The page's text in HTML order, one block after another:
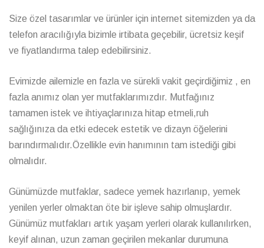
Size özel tasarımlar ve ürünler için internet sitemizden ya da
telefon aracılığıyla bizimle irtibata geçebilir, ücretsiz keşif
ve fiyatlandırma talep edebilirsiniz.
Evimizde ailemizle en fazla ve sürekli vakit geçirdiğimiz , en
fazla anımız olan yer mutfaklarımızdır. Mutfağınız
tamamen istek ve ihtiyaçlarınıza hitap etmeli,ruh
sağlığınıza da etki edecek estetik ve dizayn öğelerini
barındırmalıdır.Özellikle evin hanımının tam istediği gibi
olmalıdır.
Günümüzde mutfaklar, sadece yemek hazırlanıp, yemek
yenilen yerler olmaktan öte bir işleve sahip olmuşlardır.
Günümüz mutfakları artık yaşam yerleri olarak kullanılırken,
keyif alınan, uzun zaman geçirilen mekanlar durumuna